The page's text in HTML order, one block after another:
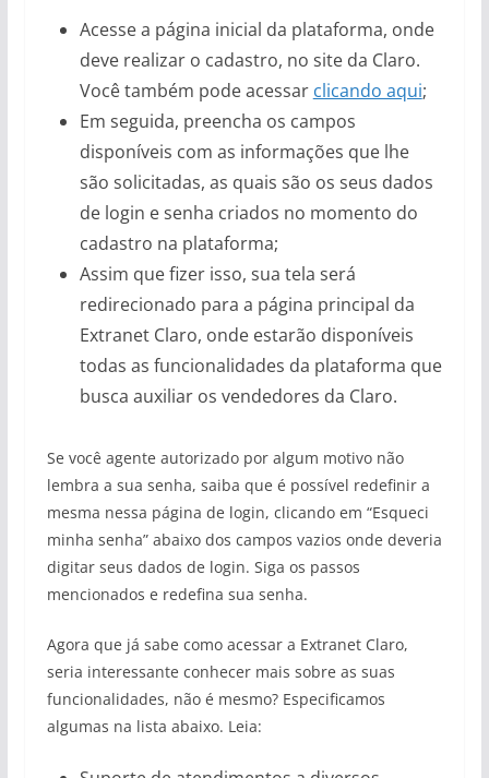
Acesse a página inicial da plataforma, onde
deve realizar o cadastro, no site da Claro.
Você também pode acessar clicando aqui;
Em seguida, preencha os campos
disponíveis com as informações que lhe
são solicitadas, as quais são os seus dados
de login e senha criados no momento do
cadastro na plataforma;
Assim que fizer isso, sua tela será
redirecionado para a página principal da
Extranet Claro, onde estarão disponíveis
todas as funcionalidades da plataforma que
busca auxiliar os vendedores da Claro.
Se você agente autorizado por algum motivo não
lembra a sua senha, saiba que é possível redefinir a
mesma nessa página de login, clicando em “Esqueci
minha senha” abaixo dos campos vazios onde deveria
digitar seus dados de login. Siga os passos
mencionados e redefina sua senha.
Agora que já sabe como acessar a Extranet Claro,
seria interessante conhecer mais sobre as suas
funcionalidades, não é mesmo? Especificamos
algumas na lista abaixo. Leia: